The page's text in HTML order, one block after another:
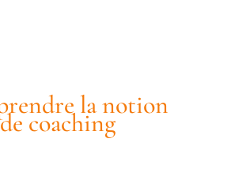
la notion
de coaching